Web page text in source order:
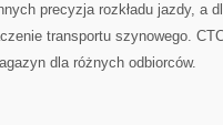
precyzja rozkładu jazdy, a
transportu szynowego.
dla różnych odbiorców.